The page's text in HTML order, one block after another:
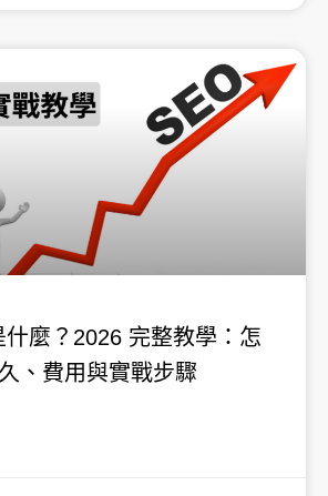
什麼？2026 完整教學：怎
、費用與實戰步驟